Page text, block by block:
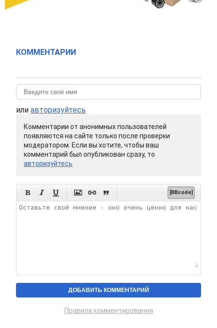
КОММЕНТАРИИ
или авторизуйтесь
Комментарии от анонимных пользователей
появляются на сайте только после проверки
модератором. Если вы хотите, чтобы ваш
комментарий был опубликован сразу, то
авторизуйтесь
      [BBcode]
Правила комментирования